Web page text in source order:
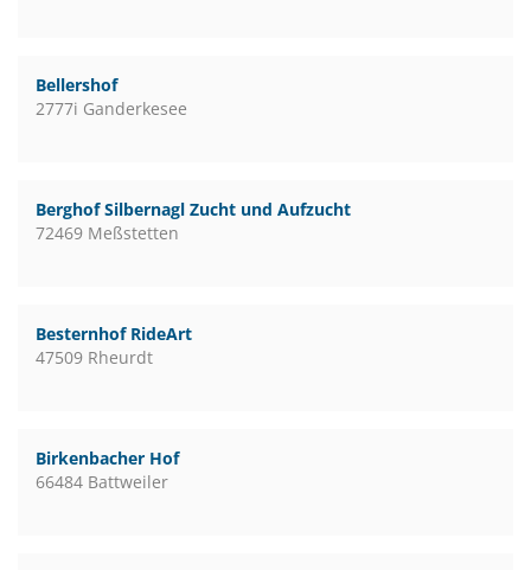
Bellershof
2777i Ganderkesee
Berghof Silbernagl Zucht und Aufzucht
72469 Meßstetten
Besternhof RideArt
47509 Rheurdt
Birkenbacher Hof
66484 Battweiler